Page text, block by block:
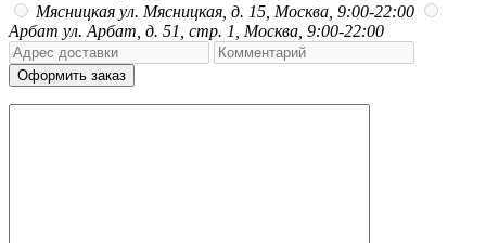
Мясницкая ул. Мясницкая, д. 15, Москва, 9:00-22:00
Арбат ул. Арбат, д. 51, стр. 1, Москва, 9:00-22:00
Оформить заказ